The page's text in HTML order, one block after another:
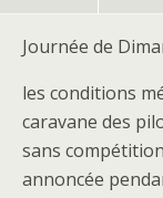
Journée de
les conditions
caravane des
sans
annoncée